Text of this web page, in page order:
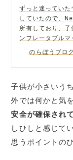
ずっと迷ってい
していたので、
所有しており、
ンフレータブル
のらぼうブロ
子供が小さいう
外では何かと気
安全が確保され
しひしと感じて
思うポイントの